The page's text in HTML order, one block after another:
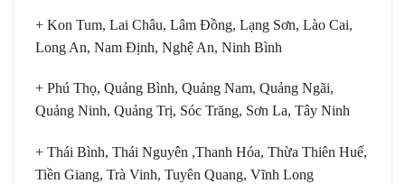
+ Kon Tum, Lai Châu, Lâm Đồng, Lạng Sơn, Lào Cai,
Long An, Nam Định, Nghệ An, Ninh Bình
+ Phú Thọ, Quảng Bình, Quảng Nam, Quảng Ngãi,
Quảng Ninh, Quảng Trị, Sóc Trăng, Sơn La, Tây Ninh
+ Thái Bình, Thái Nguyên ,Thanh Hóa, Thừa Thiên Huế,
Tiền Giang, Trà Vinh, Tuyên Quang, Vĩnh Long